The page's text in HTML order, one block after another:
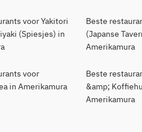
voor Yakitori
(Spiesjes) in
Beste
(Japanse
Amerikamura
voor
in Amerikamura
Beste
&amp;
Amerikamura